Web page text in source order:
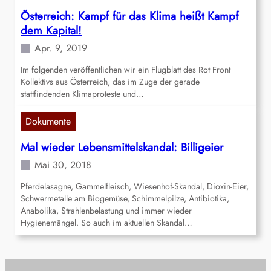
Österreich: Kampf für das Klima heißt Kampf
dem Kapital!
Apr. 9, 2019
Im folgenden veröffentlichen wir ein Flugblatt des Rot Front
Kollektivs aus Österreich, das im Zuge der gerade
stattfindenden Klimaproteste und…
Dokumente
Mal wieder Lebensmittelskandal: Billigeier
Mai 30, 2018
Pferdelasagne, Gammelfleisch, Wiesenhof-Skandal, Dioxin-Eier,
Schwermetalle am Biogemüse, Schimmelpilze, Antibiotika,
Anabolika, Strahlenbelastung und immer wieder
Hygienemängel. So auch im aktuellen Skandal…